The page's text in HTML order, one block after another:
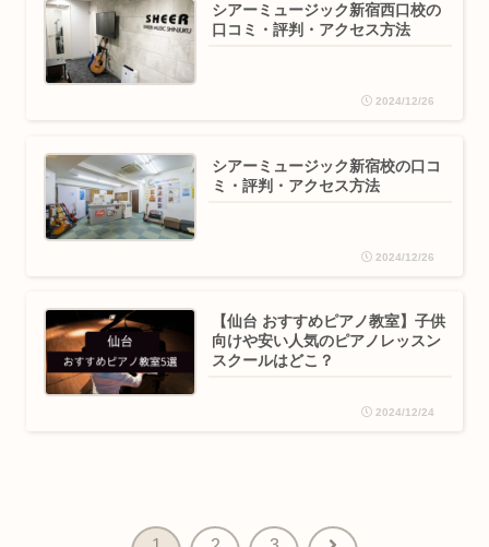
シアーミュージック新宿西口校の
口コミ・評判・アクセス方法
2024/12/26
シアーミュージック新宿校の口コ
ミ・評判・アクセス方法
2024/12/26
【仙台 おすすめピアノ教室】子供
向けや安い人気のピアノレッスン
スクールはどこ？
2024/12/24
次